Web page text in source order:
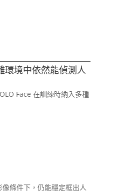
環境中依然能偵測人
Face 在訓練時納入多種
條件下，仍能穩定框出人